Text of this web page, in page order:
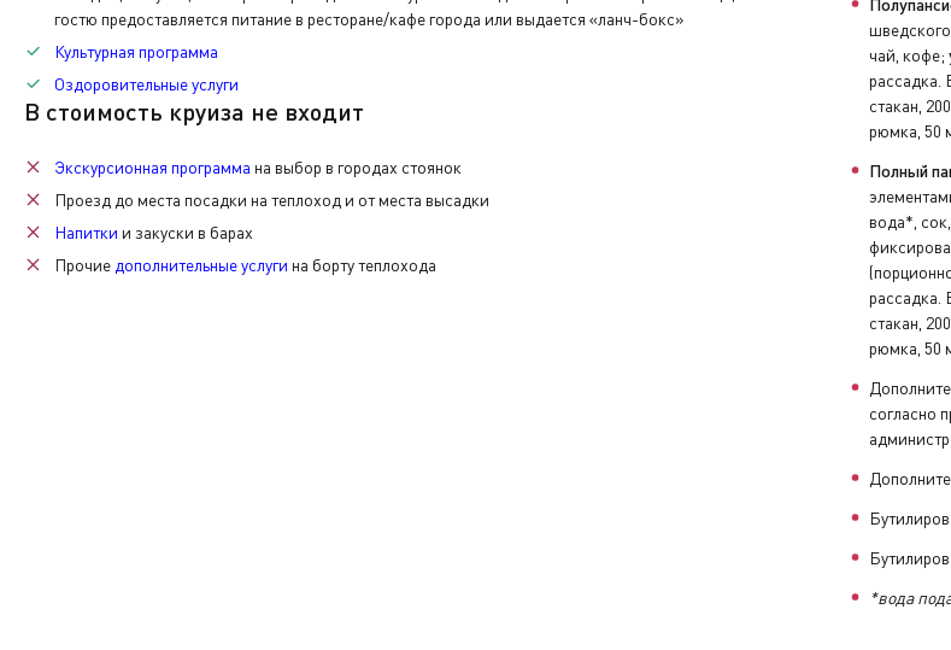
«ПРОМОТИВ».
Заявленные темы:
«Культура героического надрыва: почему уставать — не подвиг, а сигнал». Интерактив: «Ваш
«Где в теле живёт усталость: как непрожитые эмоции становятся напряжением». Интерактив:
напряжения в моём теле.
«Собрать себя в радость: как подружить все свои роли и зажить счастливо». Интерактив:
«Второй акт: как найти любимое дело, когда кажется, что всё уже перепробовал(а)». Интерактив:
Трансформационная игра «Путеводный маяк». Интерактив: увлекательная игра-путешествие к себе
«Устал(а) всё тащить на себе: как перестать быть «лошадкой» и начать жить в ресурсе».
«Личные границы без конфликтов: как сказать «нет» и сохранить отношения». Интерактив: техника
«Куда утекает моя энергия: простые способы наполняться каждый день». Интерактив: чек-ап «Карта
*Данная тематическая программа разработана дополнительно к основной программе на борту и будет
адрес samara@vodohod.ru.
Экскурсионная программа
Дополнительная
Также при желании вы сможете приобрести памятные сувениры, заполнить анкету с отзывами и
Экскурсионная программа
гостю предоставляется питание в ресторане/кафе города или выдается «ланч-бокс»
Культурная программа
Оздоровительные услуги
В стоимость круиза не входит
Экскурсионная программа на выбор в городах стоянок
Проезд до места посадки на теплоход и от места высадки
Напитки и закуски в барах
Прочие дополнительные услуги на борту теплохода
чай, кофе;
рассадка.
стакан,
рюмка, 50
Полный
вода*,
рассадка.
стакан,
рюмка, 50
согласно
*вода